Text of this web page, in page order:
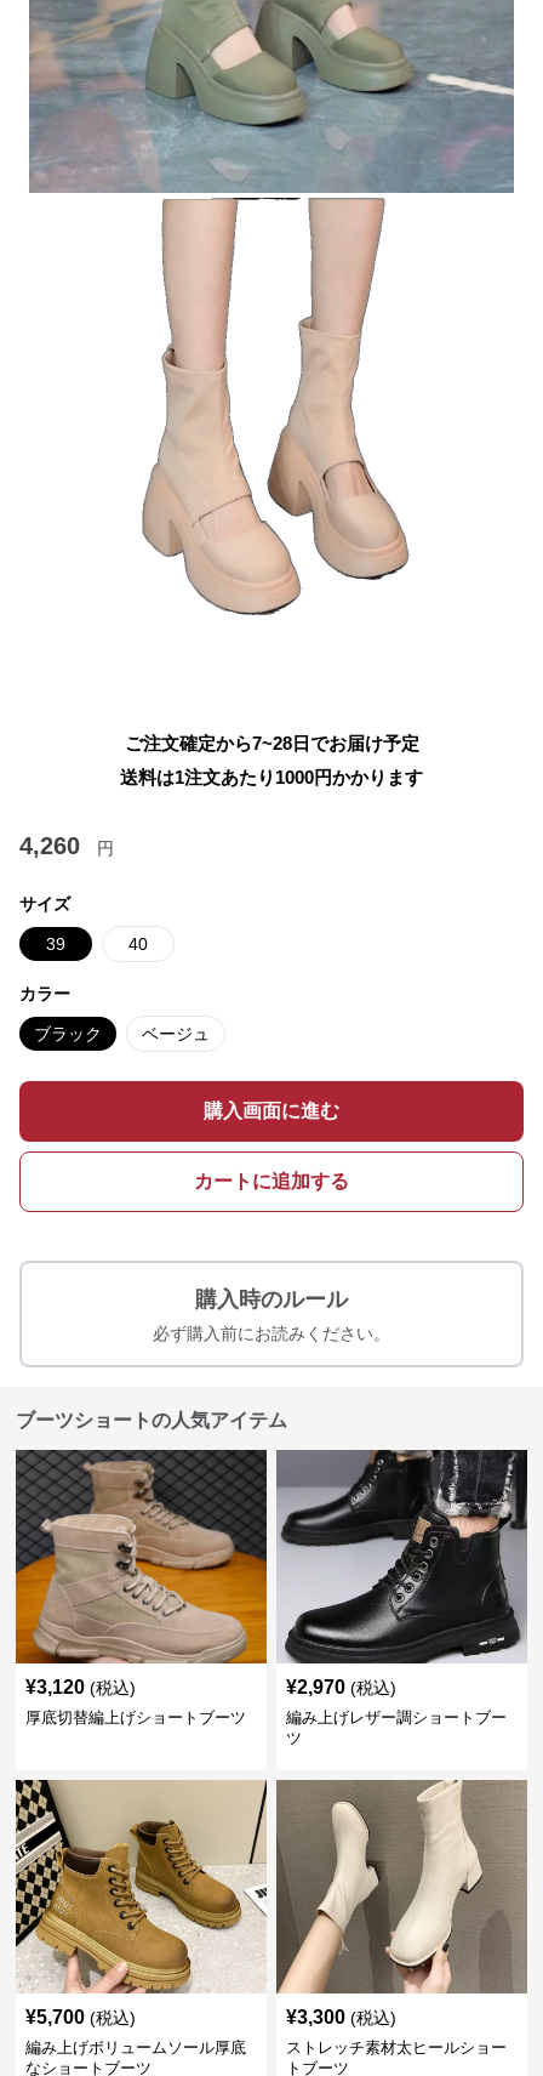
ご注文確定から7~28日でお届け予定
送料は1注文あたり 1000円かかります
4,260 円
サイズ
39 40
カラー
ブラック ベージュ
購入画面に進む
カートに追加する
購入時のルール
必ず購入前にお読みください。
ブーツショートの人気アイテム
¥3,120 (税込)
厚底切替編上げショートブーツ
¥2,970 (税込)
編み上げレザー調ショートブー
ツ
¥5,700 (税込)
編み上げボリュームソール厚底
なショートブーツ
¥3,300 (税込)
ストレッチ素材太ヒールショー
トブーツ